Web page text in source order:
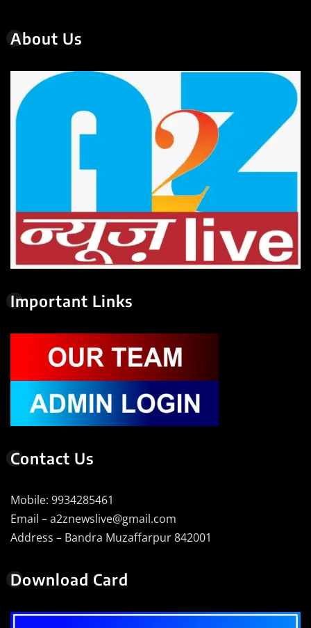
About Us
Important Links
Contact Us
Mobile: 9934285461
Email – a2znewslive@gmail.com
Address – Bandra Muzaffarpur 842001
Download Card